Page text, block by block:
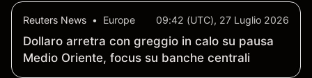
Reuters News • Europe 09:42 (UTC), 27 Luglio 2026
Dollaro arretra con greggio in calo su pausa
Medio Oriente, focus su banche centrali